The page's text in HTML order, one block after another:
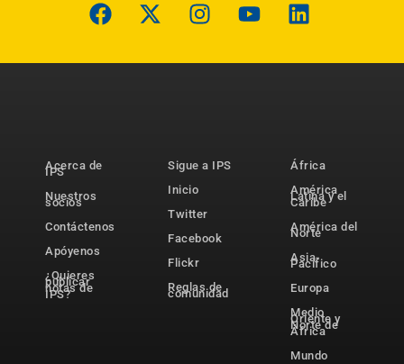
Acerca de
IPS
Nuestros
socios
Contáctenos
Apóyenos
¿Quieres
publicar
notas de
IPS?
Sigue a IPS
Inicio
Twitter
Facebook
Flickr
Reglas de
comunidad
África
América
Latina y el
Caribe
América del
Norte
Asia-
Pacífico
Europa
Medio
Oriente y
Norte de
África
Mundo